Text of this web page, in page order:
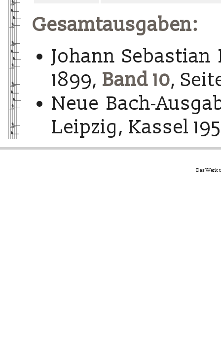
Gesamtausgaben:
Johann Sebastian
1899, Band 10,
Neue Bach-
Leipzig, Kassel
Das Werk